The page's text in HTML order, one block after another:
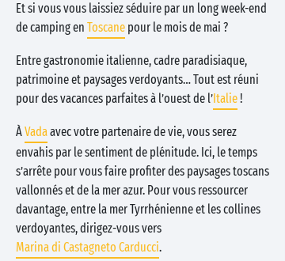
Et si vous vous laissiez séduire par un long week-end
de camping en Toscane pour le mois de mai ?
Entre gastronomie italienne, cadre paradisiaque,
patrimoine et paysages verdoyants… Tout est réuni
pour des vacances parfaites à l’ouest de l’Italie!
ÀVadaavec votre partenaire de vie, vous serez
envahis par le sentiment de plénitude. Ici, le temps
s’arrête pour vous faire profiter des paysages toscans
vallonnés et de la mer azur. Pour vous ressourcer
davantage, entre la mer Tyrrhénienne et les collines
verdoyantes, dirigez-vous vers
Marina di Castagneto Carducci.